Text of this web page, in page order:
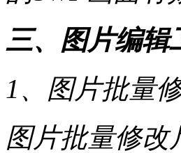
三、图片编辑
1、图片批量
图片批量修改